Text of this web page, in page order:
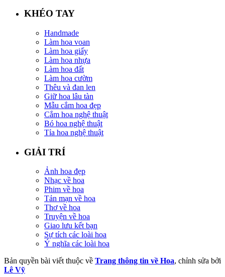
KHÉO TAY
Handmade
Làm hoa voan
Làm hoa giấy
Làm hoa nhựa
Làm hoa đất
Làm hoa cườm
Thêu và đan len
Giữ hoa lâu tàn
Mẫu cắm hoa đẹp
Cắm hoa nghệ thuật
Bó hoa nghệ thuật
Tỉa hoa nghệ thuật
GIẢI TRÍ
Ảnh hoa đẹp
Nhạc về hoa
Phim về hoa
Tản mạn về hoa
Thơ về hoa
Truyện về hoa
Giao lưu kết bạn
Sự tích các loài hoa
Ý nghĩa các loài hoa
Bản quyền bài viết thuộc về Trang thông tin về Hoa, chỉnh sửa bởi
Lê Vỹ